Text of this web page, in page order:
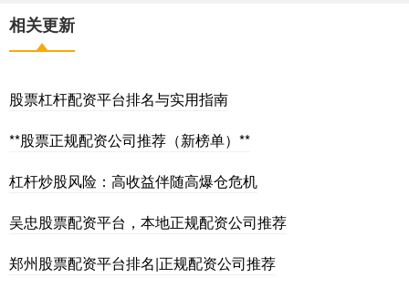
相关更新
股票杠杆配资平台排名与实用指南
**股票正规配资公司推荐（新榜单）**
杠杆炒股风险：高收益伴随高爆仓危机
吴忠股票配资平台，本地正规配资公司推荐
郑州股票配资平台排名|正规配资公司推荐